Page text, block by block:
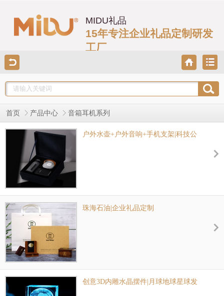
MIDU礼品
15年专注企业礼品定制研发
工厂
首页 产品中心 音箱耳机系列
户外水壶+户外音响+手机支架|科技公
珠海石油|企业礼品定制
创意3D内雕水晶摆件|月球地球星球发